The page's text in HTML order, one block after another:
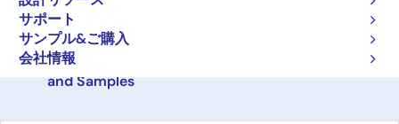
サポート
サンプル&ご購入
会社情報
イメージング
Segger emWin v6.48b - Documentation, Tools
and Samples